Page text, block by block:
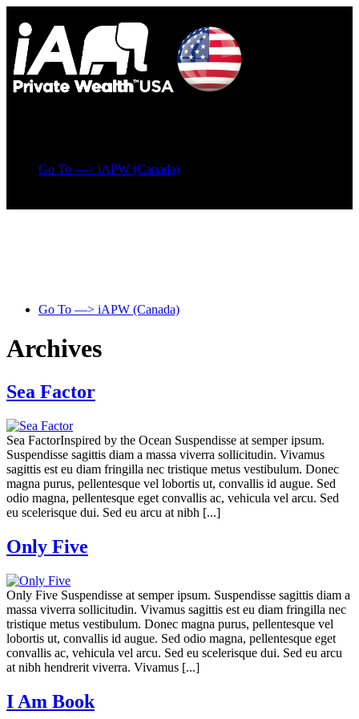
Go To —> iAPW (Canada)
Go To —> iAPW (Canada)
Archives
Sea Factor
Sea FactorInspired by the Ocean Suspendisse at semper ipsum.
Suspendisse sagittis diam a massa viverra sollicitudin. Vivamus
sagittis est eu diam fringilla nec tristique metus vestibulum. Donec
magna purus, pellentesque vel lobortis ut, convallis id augue. Sed
odio magna, pellentesque eget convallis ac, vehicula vel arcu. Sed
eu scelerisque dui. Sed eu arcu at nibh [...]
Only Five
Only Five Suspendisse at semper ipsum. Suspendisse sagittis diam a
massa viverra sollicitudin. Vivamus sagittis est eu diam fringilla nec
tristique metus vestibulum. Donec magna purus, pellentesque vel
lobortis ut, convallis id augue. Sed odio magna, pellentesque eget
convallis ac, vehicula vel arcu. Sed eu scelerisque dui. Sed eu arcu
at nibh hendrerit viverra. Vivamus [...]
I Am Book